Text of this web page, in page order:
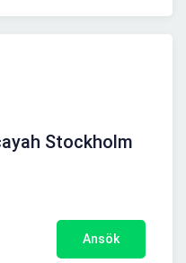
Stockholm
Ansök